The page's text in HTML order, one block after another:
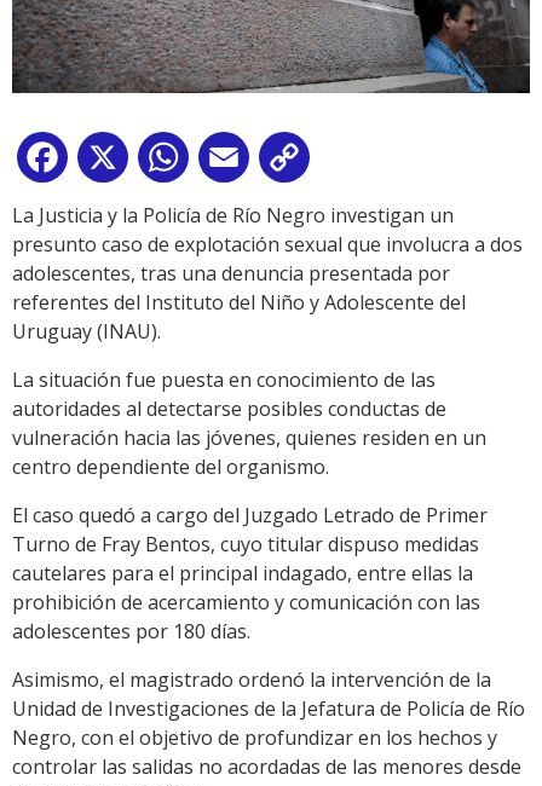
Facebook
X WhatsApp
Email
Link
La Justicia y la Policía de Río Negro investigan un
presunto caso de explotación sexual que involucra a dos
adolescentes, tras una denuncia presentada por
referentes del Instituto del Niño y Adolescente del
Uruguay (INAU).
La situación fue puesta en conocimiento de las
autoridades al detectarse posibles conductas de
vulneración hacia las jóvenes, quienes residen en un
centro dependiente del organismo.
El caso quedó a cargo del Juzgado Letrado de Primer
Turno de Fray Bentos, cuyo titular dispuso medidas
cautelares para el principal indagado, entre ellas la
prohibición de acercamiento y comunicación con las
adolescentes por 180 días.
Asimismo, el magistrado ordenó la intervención de la
Unidad de Investigaciones de la Jefatura de Policía de Río
Negro, con el objetivo de profundizar en los hechos y
controlar las salidas no acordadas de las menores desde